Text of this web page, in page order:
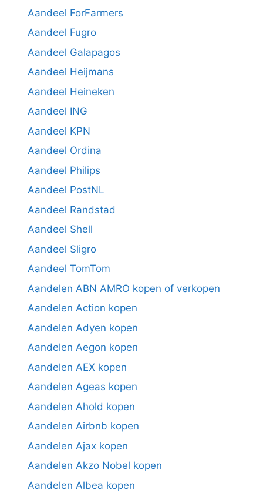
Aandeel ForFarmers
Aandeel Fugro
Aandeel Galapagos
Aandeel Heijmans
Aandeel Heineken
Aandeel ING
Aandeel KPN
Aandeel Ordina
Aandeel Philips
Aandeel PostNL
Aandeel Randstad
Aandeel Shell
Aandeel Sligro
Aandeel TomTom
Aandelen ABN AMRO kopen of verkopen
Aandelen Action kopen
Aandelen Adyen kopen
Aandelen Aegon kopen
Aandelen AEX kopen
Aandelen Ageas kopen
Aandelen Ahold kopen
Aandelen Airbnb kopen
Aandelen Ajax kopen
Aandelen Akzo Nobel kopen
Aandelen Albea kopen